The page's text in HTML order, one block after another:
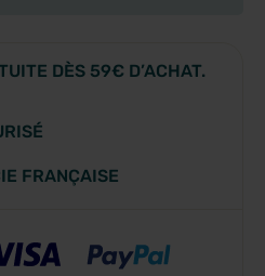
DÈS 59€ D’ACHAT.
FRANÇAISE